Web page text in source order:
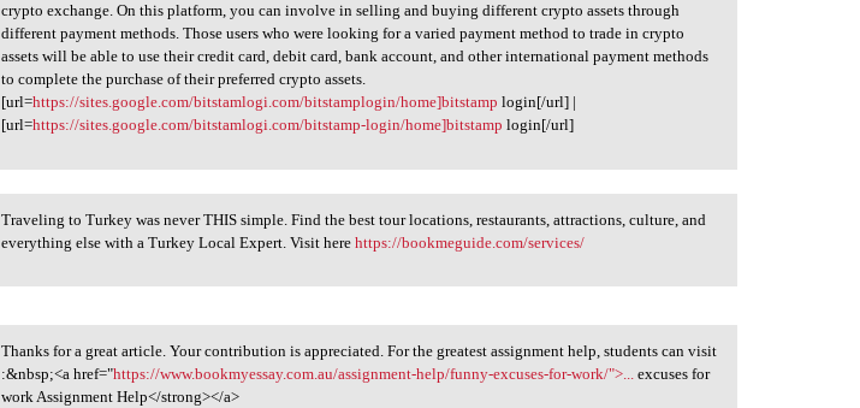
crypto exchange. On this platform, you can involve in selling and buying different crypto assets through
different payment methods. Those users who were looking for a varied payment method to trade in crypto
assets will be able to use their credit card, debit card, bank account, and other international payment methods
to complete the purchase of their preferred crypto assets.
[url=https://sites.google.com/bitstamlogi.com/bitstamplogin/home]bitstamp login[/url] |
[url=https://sites.google.com/bitstamlogi.com/bitstamp-login/home]bitstamp login[/url]
Traveling to Turkey was never
Traveling to Turkey was never THIS simple. Find the best tour locations, restaurants, attractions, culture, and
everything else with a Turkey Local Expert. Visit herehttps://bookmeguide.com/services/
Thanks for a great article.
Thanks for a great article. Your contribution is appreciated. For the greatest assignment help, students can visit
:&nbsp;<a href="https://www.bookmyessay.com.au/assignment-help/funny-excuses-for-work/">... excuses for
work Assignment Help</strong></a>